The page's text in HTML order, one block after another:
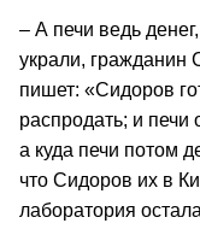
– А печи ведь
украли, гражданин
пишет: «Сидоров
распродать; и печи
а куда печи потом
что Сидоров их в
лаборатория